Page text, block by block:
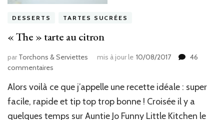
DESSERTS TARTES SUCRÉES
« The » tarte au citron
par Torchons & Serviettes mis à jour le 10/08/2017
46
commentaires
tarte
au
Alors voilà ce que j’appelle une recette idéale : super
facile, rapide et tip top trop bonne ! Croisée il y a
quelques temps sur Auntie Jo Funny Little Kitchen le